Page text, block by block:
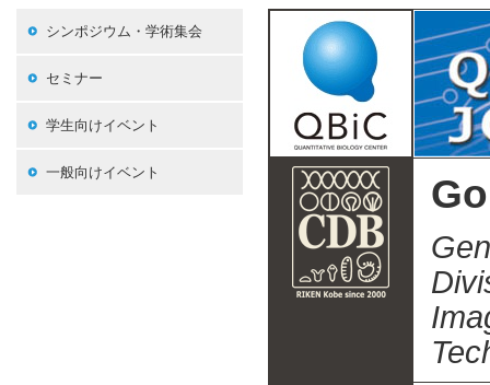
シンポジウム・学術集会
セミナー
学生向けイベント
一般向けイベント